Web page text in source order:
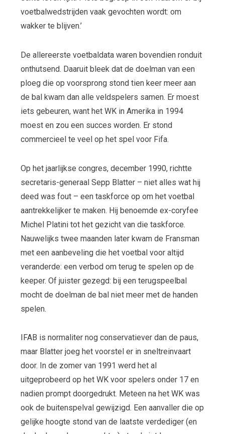
voetbalwedstrijden vaak gevochten wordt: om
wakker te blijven.’
De allereerste voetbaldata waren bovendien ronduit
onthutsend. Daaruit bleek dat de doelman van een
ploeg die op voorsprong stond tien keer meer aan
de bal kwam dan alle veldspelers samen. Er moest
iets gebeuren, want het WK in Amerika in 1994
moest en zou een succes worden. Er stond
commercieel te veel op het spel voor Fifa.
Op het jaarlijkse congres, december 1990, richtte
secretaris-generaal Sepp Blatter – niet alles wat hij
deed was fout – een taskforce op om het voetbal
aantrekkelijker te maken. Hij benoemde ex-coryfee
Michel Platini tot het gezicht van die taskforce.
Nauwelijks twee maanden later kwam de Fransman
met een aanbeveling die het voetbal voor altijd
veranderde: een verbod om terug te spelen op de
keeper. Of juister gezegd: bij een terugspeelbal
mocht de doelman de bal niet meer met de handen
spelen.
IFAB is normaliter nog conservatiever dan de paus,
maar Blatter joeg het voorstel er in sneltreinvaart
door. In de zomer van 1991 werd het al
uitgeprobeerd op het WK voor spelers onder 17 en
nadien prompt doorgedrukt. Meteen na het WK was
ook de buitenspelval gewijzigd. Een aanvaller die op
gelijke hoogte stond van de laatste verdediger (en